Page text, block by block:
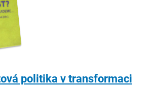
politika v transformaci